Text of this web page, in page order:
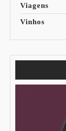
Viagens
Vinhos